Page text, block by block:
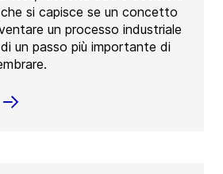
che si capisce se un concetto
un processo industriale
un passo più importante di